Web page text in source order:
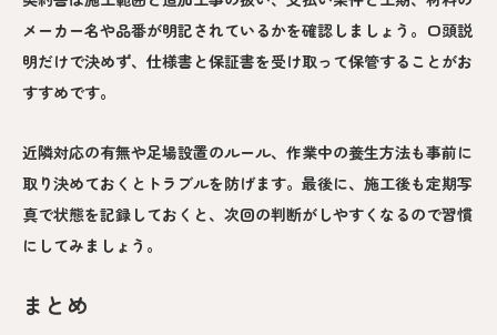
メーカー名や品番が明記されているかを確認しましょう。口頭説
明だけで決めず、仕様書と保証書を受け取って保管することがお
すすめです。
近隣対応の有無や足場設置のルール、作業中の養生方法も事前に
取り決めておくとトラブルを防げます。最後に、施工後も定期写
真で状態を記録しておくと、次回の判断がしやすくなるので習慣
にしてみましょう。
まとめ